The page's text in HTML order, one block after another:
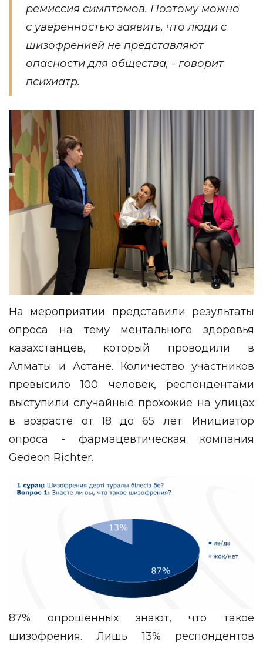
ремиссия симптомов. Поэтому можно
с уверенностью заявить, что люди с
шизофренией не представляют
опасности для общества, - говорит
психиатр.
На мероприятии представили результаты
опроса на тему ментального здоровья
казахстанцев, который проводили в
Алматы и Астане. Количество участников
превысило 100 человек, респондентами
выступили случайные прохожие на улицах
в возрасте от 18 до 65 лет. Инициатор
опроса - фармацевтическая компания
Gedeon Richter.
87% опрошенных знают, что такое
шизофрения. Лишь 13% респондентов